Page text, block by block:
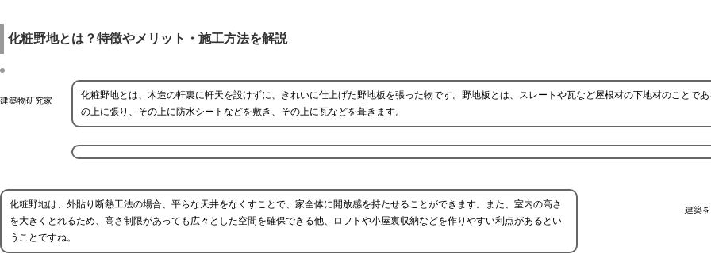
化粧野地とは？特徴やメリット・施工方法を解説
建築物研究家
化粧野地とは、木造の軒裏に軒天を設けずに、きれいに仕上げた野地板を張った物です。野地板とは、スレートや瓦など屋根材の下地材のことで
の上に張り、その上に防水シートなどを敷き、その上に瓦などを葺きます。
建築
化粧野地は、外貼り断熱工法の場合、平らな天井をなくすことで、家全体に開放感を持たせることができます。また、室内の高さ
を大きくとれるため、高さ制限があっても広々とした空間を確保できる他、ロフトや小屋裏収納などを作りやすい利点があるとい
うことですね。